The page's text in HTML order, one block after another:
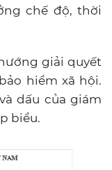
chế độ, thời
giải quyết
hiểm xã hội.
dấu của giám
biểu.